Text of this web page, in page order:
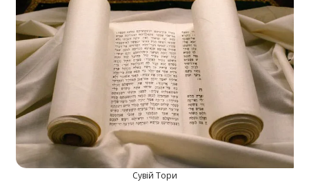
Сувій Тори